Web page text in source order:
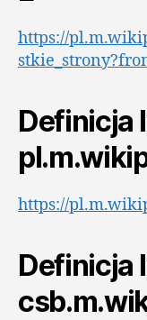
https://
Definicja
https://
Definicja